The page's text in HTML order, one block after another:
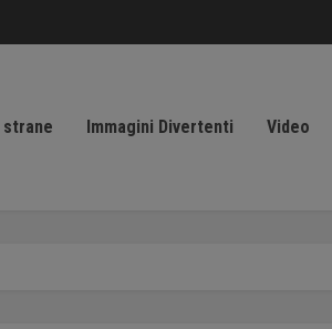
Immagini Divertenti Video